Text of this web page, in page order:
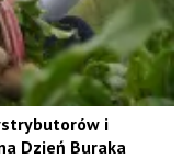
i
Dzień Buraka